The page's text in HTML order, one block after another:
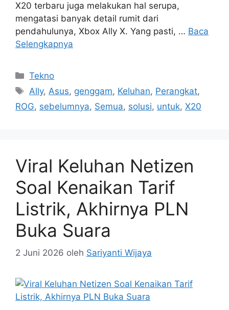
X20 terbaru juga melakukan hal serupa,
mengatasi banyak detail rumit dari
pendahulunya, Xbox Ally X. Yang pasti, … Baca
Selengkapnya
Kategori
Tekno
Tag
Ally, Asus, genggam, Keluhan, Perangkat,
ROG, sebelumnya, Semua, solusi, untuk, X20
Viral Keluhan Netizen
Soal Kenaikan Tarif
Listrik, Akhirnya PLN
Buka Suara
2 Juni 2026 oleh Sariyanti Wijaya